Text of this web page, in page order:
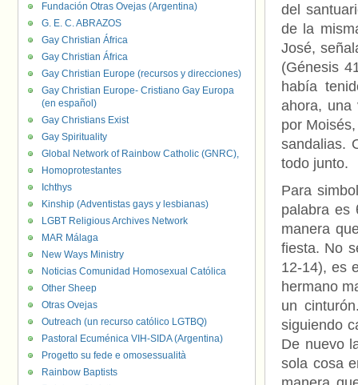
del
de la
José,
(Génesis
había
ahora, una
por
sandalias.
todo junto.
Para
palabra es
manera
fiesta. No
12-14), es
hermano
un
siguiendo
De nuevo
sola cosa
Fundación Otras Ovejas (Argentina)
G. E. C. ABRAZOS
Gay Christian África
Gay Christian África
Gay Christian Europe (recursos y direcciones)
Gay Christian Europe- Cristiano Gay Europa
(en español)
Gay Christians Exist
Gay Spirituality
Global Network of Rainbow Catholic (GNRC),
Homoprotestantes
Ichthys
Kinship (Adventistas gays y lesbianas)
LGBT Religious Archives Network
MAR Málaga
New Ways Ministry
Noticias Comunidad Homosexual Católica
Other Sheep
Otras Ovejas
Outreach (un recurso católico LGTBQ)
Pastoral Ecuménica VIH-SIDA (Argentina)
Progetto su fede e omosessualità
Rainbow Baptists